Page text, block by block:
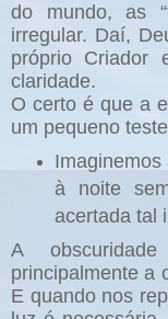
do mundo, as
irregular. Daí,
próprio Criador
claridade.
O certo é que a
um pequeno
à noite
acertada tal
A
principalmente a
E quando nos